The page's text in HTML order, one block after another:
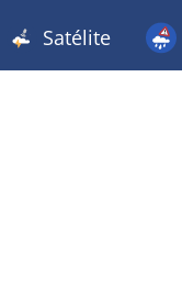
Satélite